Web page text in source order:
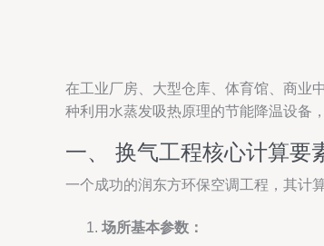
在工业厂房、大型仓库、体育馆、商业
种利用水蒸发吸热原理的节能降温设备
一、 换气工程核心计算要
一个成功的润东方环保空调工程，其计
场所基本参数：